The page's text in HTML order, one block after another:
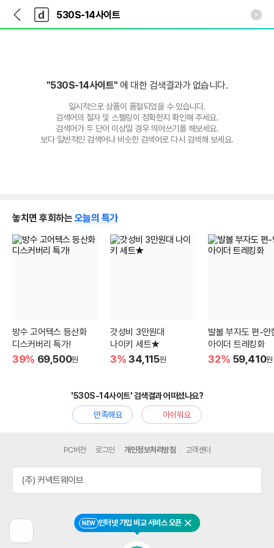
다
나
와
가
다
와
"530S-14사이트"에 대한 검색결과가 없습니다.
일시적으로 상품이 품절되었을 수 있습니다.
검색어의 철자 및 스펠링이 정확한지 확인해 주세요.
검색어가 두 단어 이상일 경우 띄어쓰기를 해보세요.
보다 일반적인 검색어나 비슷한 검색어로 다시 검색해 보세요.
놓치면 후회하는 오늘의 특가
방수 고어텍스 등산화
디스커버리 특가!
39% 69,500원
갓성비 3만원대
나이키 세트★
3% 34,115원
발볼 부자도 편-안
아이더 트레킹화
32% 59,410원
'530S-14사이트' 검색결과 어떠셨나요?
만족해요
아쉬워요
전
NEW 인터넷 가입 비교 서비스 오픈 닫기
PC버전 로그인 개인정보처리방침 고객센터
(주) 커넥트웨이브